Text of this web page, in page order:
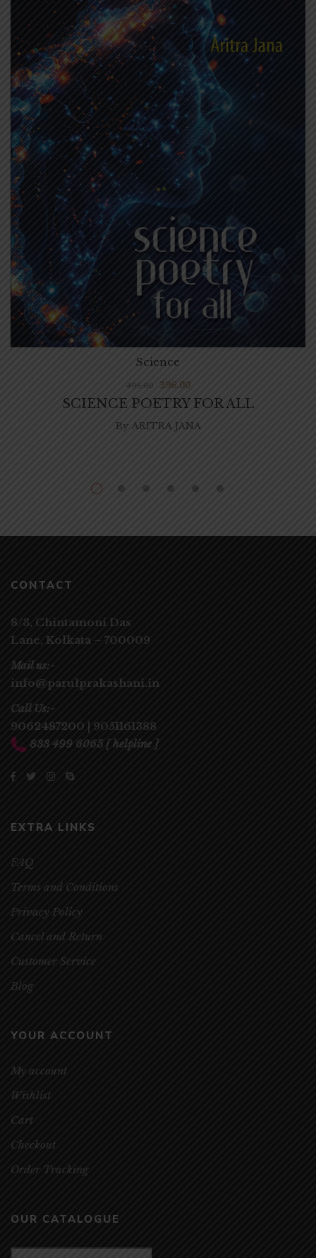
SCIENCE POETRY FOR ALL
Science
495.00 396.00
By ARITRA JANA
CONTACT
8/3, Chintamoni Das
Lane, Kolkata – 700009
Mail us:-
info@parulprakashani.in
Call Us:-
9062487200 | 9051161388
833 499 6065 [ helpline ]
EXTRA LINKS
FAQ
Terms and Conditions
Privacy Policy
Cancel and Return
Customer Service
Blog
YOUR ACCOUNT
My account
Wishlist
Cart
Checkout
Order Tracking
OUR CATALOGUE